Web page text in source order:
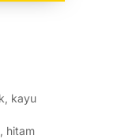
kayu
hitam